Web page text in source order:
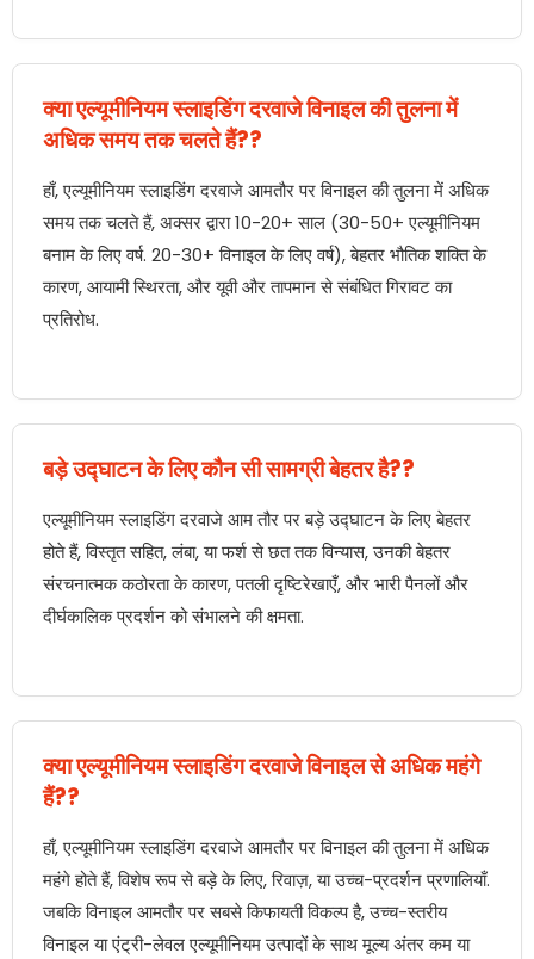
क्या एल्यूमीनियम स्लाइडिंग दरवाजे विनाइल की तुलना में
अधिक समय तक चलते हैं??
हाँ, एल्यूमीनियम स्लाइडिंग दरवाजे आमतौर पर विनाइल की तुलना में अधिक
समय तक चलते हैं, अक्सर द्वारा 10-20+ साल (30-50+ एल्यूमीनियम
बनाम के लिए वर्ष. 20-30+ विनाइल के लिए वर्ष), बेहतर भौतिक शक्ति के
कारण, आयामी स्थिरता, और यूवी और तापमान से संबंधित गिरावट का
प्रतिरोध.
बड़े उद्घाटन के लिए कौन सी सामग्री बेहतर है??
एल्यूमीनियम स्लाइडिंग दरवाजे आम तौर पर बड़े उद्घाटन के लिए बेहतर
होते हैं, विस्तृत सहित, लंबा, या फर्श से छत तक विन्यास, उनकी बेहतर
संरचनात्मक कठोरता के कारण, पतली दृष्टिरेखाएँ, और भारी पैनलों और
दीर्घकालिक प्रदर्शन को संभालने की क्षमता.
क्या एल्यूमीनियम स्लाइडिंग दरवाजे विनाइल से अधिक महंगे
हैं??
हाँ, एल्यूमीनियम स्लाइडिंग दरवाजे आमतौर पर विनाइल की तुलना में अधिक
महंगे होते हैं, विशेष रूप से बड़े के लिए, रिवाज़, या उच्च-प्रदर्शन प्रणालियाँ.
जबकि विनाइल आमतौर पर सबसे किफायती विकल्प है, उच्च-स्तरीय
विनाइल या एंट्री-लेवल एल्यूमीनियम उत्पादों के साथ मूल्य अंतर कम या